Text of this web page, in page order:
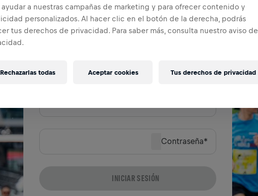
¿No tienes una cuenta? Crear cuenta
Contraseña*
INICIAR SESIÓN
ayudar a nuestras campañas de marketing y para ofrecer contenido y
personalizados. Al hacer clic en el botón de la derecha, podrás
tus derechos de privacidad. Para saber más, consulta nuestro aviso de
Tus derechos de privacidad
Rechazarlas todas Aceptar cookies